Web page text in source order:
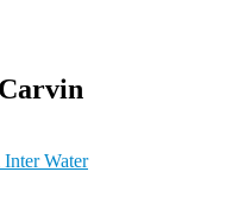
Water